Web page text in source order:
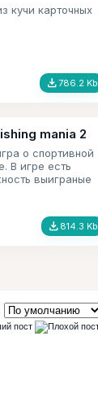
кучи карточных
file_download786.2 Kb
mania 2
о спортивной
В игре есть
выиграные
такого как
и т.д.
file_download 814.3 Kb